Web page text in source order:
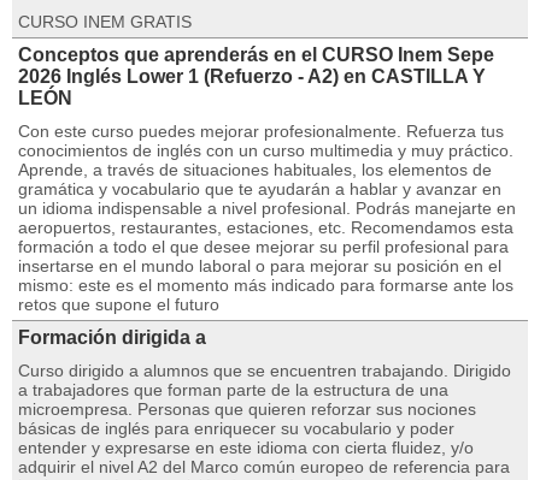
CURSO INEM GRATIS
Conceptos que aprenderás en el CURSO Inem Sepe
2026 Inglés Lower 1 (Refuerzo - A2) en CASTILLA Y
LEÓN
Con este curso puedes mejorar profesionalmente. Refuerza tus
conocimientos de inglés con un curso multimedia y muy práctico.
Aprende, a través de situaciones habituales, los elementos de
gramática y vocabulario que te ayudarán a hablar y avanzar en
un idioma indispensable a nivel profesional. Podrás manejarte en
aeropuertos, restaurantes, estaciones, etc. Recomendamos esta
formación a todo el que desee mejorar su perfil profesional para
insertarse en el mundo laboral o para mejorar su posición en el
mismo: este es el momento más indicado para formarse ante los
retos que supone el futuro
Formación dirigida a
Curso dirigido a alumnos que se encuentren trabajando. Dirigido
a trabajadores que forman parte de la estructura de una
microempresa. Personas que quieren reforzar sus nociones
básicas de inglés para enriquecer su vocabulario y poder
entender y expresarse en este idioma con cierta fluidez, y/o
adquirir el nivel A2 del Marco común europeo de referencia para